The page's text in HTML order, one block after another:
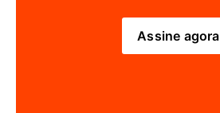
Assine agora